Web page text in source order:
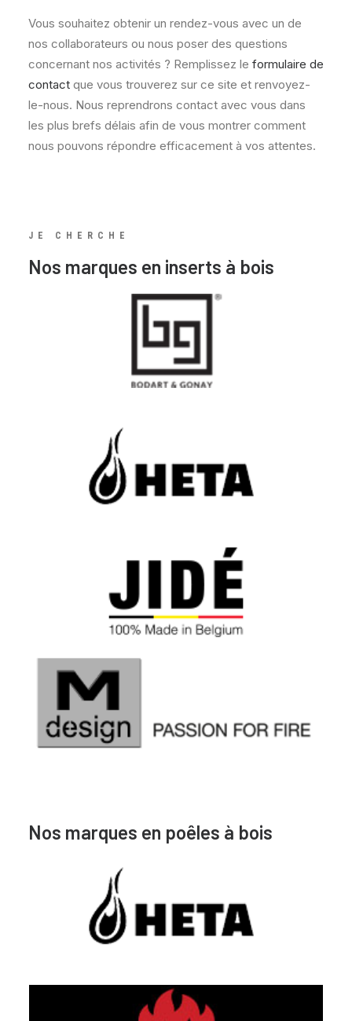
Vous souhaitez obtenir un rendez-vous avec un de
nos collaborateurs ou nous poser des questions
concernant nos activités ? Remplissez le formulaire de
contact que vous trouverez sur ce site et renvoyez-
le-nous. Nous reprendrons contact avec vous dans
les plus brefs délais afin de vous montrer comment
nous pouvons répondre efficacement à vos attentes.
JE CHERCHE
Nos marques en inserts à bois
Nos marques en poêles à bois